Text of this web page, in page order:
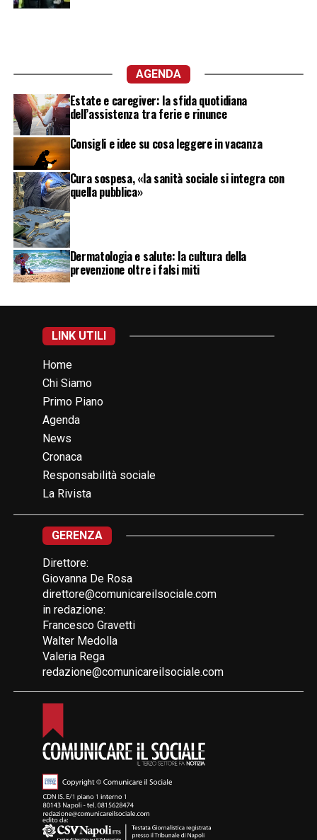
AGENDA
Estate e caregiver: la sfida quotidiana
dell’assistenza tra ferie e rinunce
Consigli e idee su cosa leggere in vacanza
Cura sospesa, «la sanità sociale si integra con
quella pubblica»
Dermatologia e salute: la cultura della
prevenzione oltre i falsi miti
LINK UTILI
Home
Chi Siamo
Primo Piano
Agenda
News
Cronaca
Responsabilità sociale
La Rivista
GERENZA
Direttore:
Giovanna De Rosa
direttore@comunicareilsociale.com
in redazione:
Francesco Gravetti
Walter Medolla
Valeria Rega
redazione@comunicareilsociale.com